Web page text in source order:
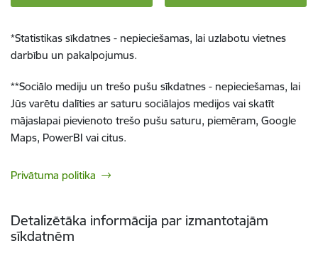
*Statistikas sīkdatnes - nepieciešamas, lai uzlabotu vietnes
darbību un pakalpojumus.
**Sociālo mediju un trešo pušu sīkdatnes - nepieciešamas, lai
Jūs varētu dalīties ar saturu sociālajos medijos vai skatīt
mājaslapai pievienoto trešo pušu saturu, piemēram, Google
Maps, PowerBI vai citus.
Privātuma politika
Detalizētāka informācija par izmantotajām
sīkdatnēm